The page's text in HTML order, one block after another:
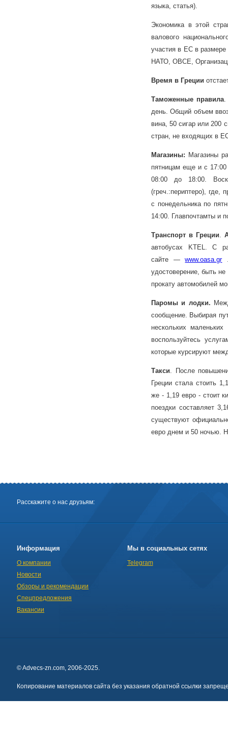
языка, статья).
Экономика в этой
валового
участия в ЕС в
НАТО, ОВСЕ,
Время в Греции
Таможенные правила.
день. Общий объем
вина, 50 сигар или 200
стран, не входящих в
Магазины: Магазины
пятницам еще и с
08:00 до 18:00.
(греч.:периптеро), где,
с понедельника по
14:00. Главпочтамты и
Транспорт в Греции.
автобусах KTEL. С
сайте —www.oasa.gr
удостоверение, быть
прокату автомобилей
Паромы и лодки.
сообщение. Выбирая
нескольких
воспользуйтесь
которые курсируют
Такси. После
Греции стала стоить
же - 1,19 евро - стоит
поездки составляет
существуют
евро днем и 50 ночью.
Расскажите о нас друзьям:
Информация
О компании
Новости
Обзоры и рекомендации
Спецпредложения
Вакансии
Мы в социальных сетях
Telegram
© Advecs-zn.com, 2006-2025.
Копирование материалов сайта без указания обратной ссылки